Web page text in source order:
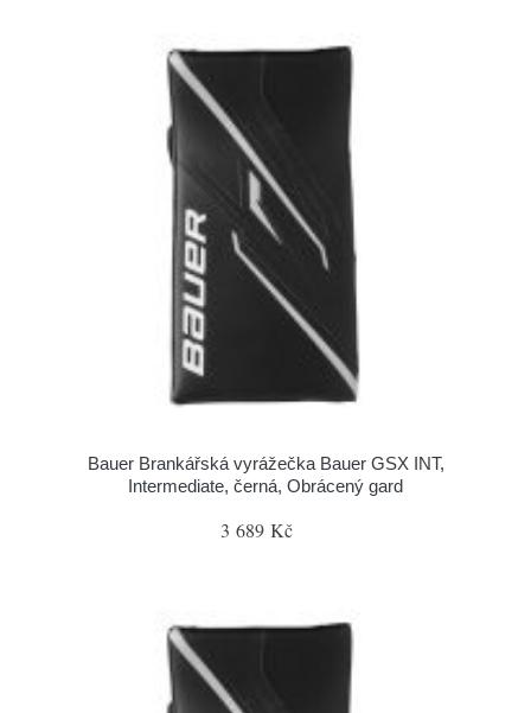
Bauer Brankářská vyrážečka Bauer GSX INT,
Intermediate, černá, Obrácený gard
3 689 Kč